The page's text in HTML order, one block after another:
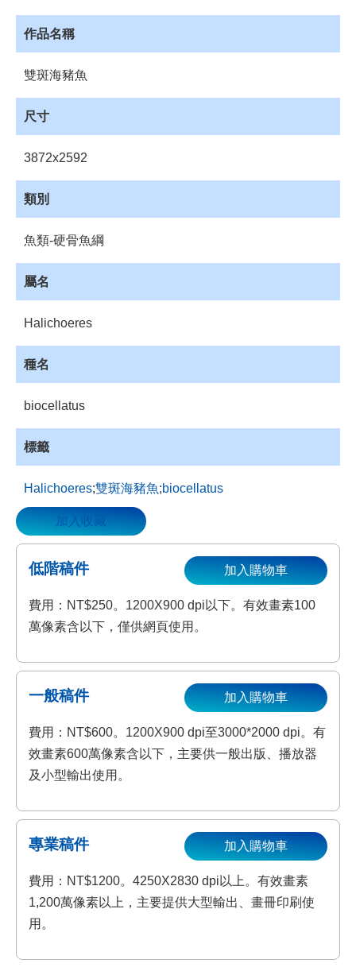
購
物
車
理
資
理
源
藏
入
作品名稱
雙斑海豬魚
尺寸
3872x2592
類別
魚類-硬骨魚綱
屬名
Halichoeres
種名
biocellatus
標籤
Halichoeres;雙斑海豬魚;biocellatus
加入收藏
低階稿件
費用：NT$250。1200X900 dpi以下。有效畫素100
萬像素含以下，僅供網頁使用。
加入購物車
一般稿件
費用：NT$600。1200X900 dpi至3000*2000 dpi。有
效畫素600萬像素含以下，主要供一般出版、播放器
及小型輸出使用。
加入購物車
專業稿件
費用：NT$1200。4250X2830 dpi以上。有效畫素
1,200萬像素以上，主要提供大型輸出、畫冊印刷使
用。
加入購物車